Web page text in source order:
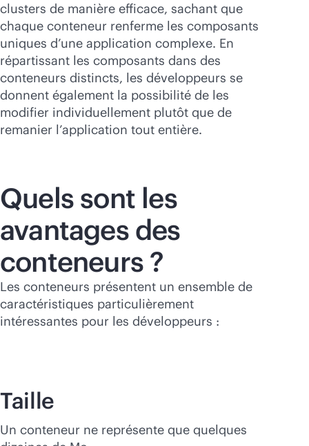
clusters de manière efficace, sachant que
chaque conteneur renferme les composants
uniques d’une application complexe. En
répartissant les composants dans des
conteneurs distincts, les développeurs se
donnent également la possibilité de les
modifier individuellement plutôt que de
remanier l’application tout entière.
Quels sont les
avantages des
conteneurs ?
Les conteneurs présentent un ensemble de
caractéristiques particulièrement
intéressantes pour les développeurs :
Taille
Un conteneur ne représente que quelques